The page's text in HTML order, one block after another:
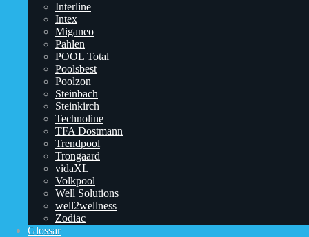
Interline
Intex
Miganeo
Pahlen
POOL Total
Poolsbest
Poolzon
Steinbach
Steinkirch
Technoline
TFA Dostmann
‎Trendpool
Trongaard
vidaXL
Volkpool
Well Solutions
well2wellness
Zodiac
Glossar